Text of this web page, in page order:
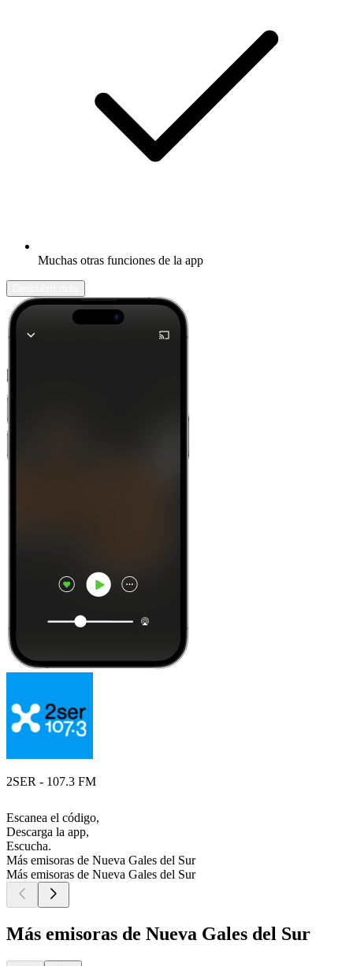
Muchas otras funciones de la app
2SER - 107.3 FM
Escanea el código,
Descarga la app,
Escucha.
Más emisoras de Nueva Gales del Sur
Más emisoras de Nueva Gales del Sur
Más emisoras de Nueva Gales del Sur